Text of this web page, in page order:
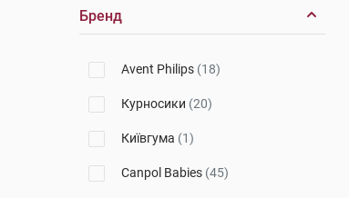
Бренд
Avent Philips (18)
Курносики (20)
Київгума (1)
Canpol Babies (45)